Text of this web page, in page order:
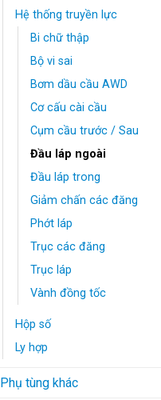
Hệ thống truyền lực
Bi chữ thập
Bộ vi sai
Bơm dầu cầu AWD
Cơ cấu cài cầu
Cụm cầu trước / Sau
Đầu láp ngoài
Đầu láp trong
Giảm chấn các đăng
Phớt láp
Trục các đăng
Trục láp
Vành đồng tốc
Hộp số
Ly hợp
Phụ tùng khác